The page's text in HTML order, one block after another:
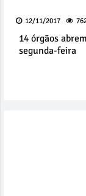
12/11/2017
14 órgãos
segunda-feira